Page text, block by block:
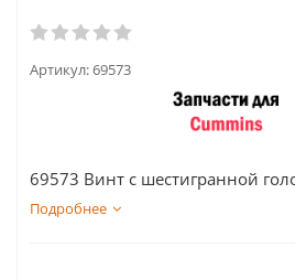
Артикул:69573
69573 Винт с шестигранной
Подробнее